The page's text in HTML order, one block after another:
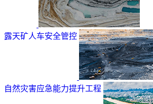
露天矿人车安全管控
自然灾害应急能力提升工程